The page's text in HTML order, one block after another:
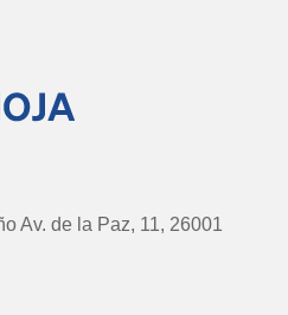
Av. de la Paz, 11, 26001